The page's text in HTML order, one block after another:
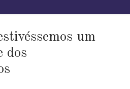
um
dos